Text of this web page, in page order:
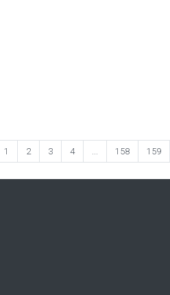
1 2 3 4 ... 158 159